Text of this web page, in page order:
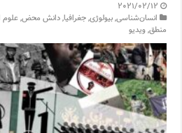
2021/02/12
انسان‌شناسی,بیولوژی,جغرافیا,دانش محض,علوم
منطق,ویدیو